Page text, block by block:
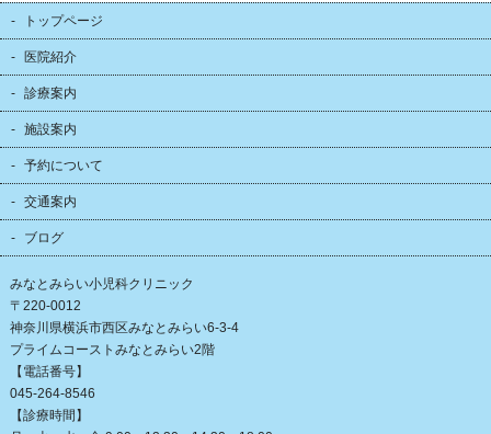
トップページ
医院紹介
診療案内
施設案内
予約について
交通案内
ブログ
みなとみらい小児科クリニック
〒220-0012
神奈川県横浜市西区みなとみらい6-3-4
プライムコーストみなとみらい2階
【電話番号】
045-264-8546
【診療時間】